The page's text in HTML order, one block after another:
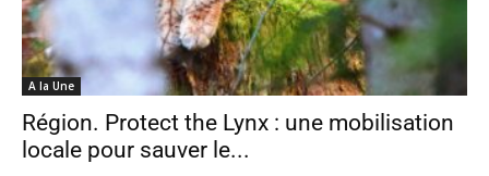
A la Une
Région. Protect the Lynx : une mobilisation
locale pour sauver le...